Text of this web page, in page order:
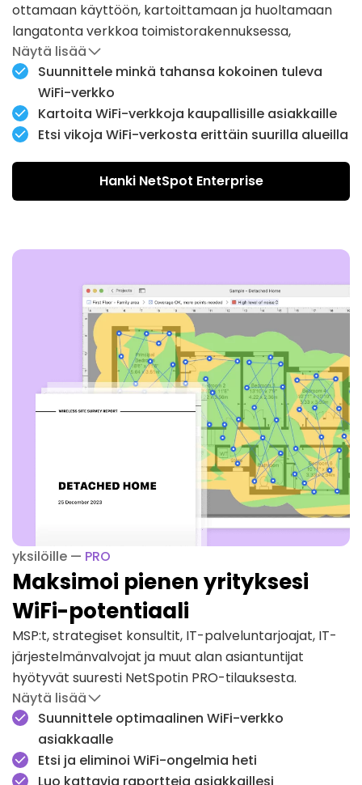
ottamaan käyttöön, kartoittamaan ja huoltamaan
langatonta verkkoa toimistorakennuksessa,
varastossa tai jopa stadionilla!
Enterprise-lisenssi tarjoaa rajoittamattoman pääsyn
NetSpot-ominaisuuksiin järjestelmänvalvojille,
insinööreille ja muille WiFi-toteutusprojektiin
Se on täydellinen vaihtoehto suuremmille yrityksille ja
heidän asiakkailleen tarjoten rajoittamattomia
Näytä lisää
Suunnittele minkä tahansa kokoinen tuleva
WiFi-verkko
Kartoita WiFi-verkkoja kaupallisille asiakkaille
Etsi vikoja WiFi-verkosta erittäin suurilla alueilla
Hanki NetSpot Enterprise
yksilöille — PRO
Maksimoi pienen yrityksesi
WiFi-potentiaali
MSP:t, strategiset konsultit, IT-palveluntarjoajat, IT-
järjestelmänvalvojat ja muut alan asiantuntijat
hyötyvät suuresti NetSpotin PRO-tilauksesta.
NetSpot kattaa kaikki ammattimaisen käytön
skenaariot optimaalisesta WiFi-verkon ennakoivasta
suunnittelusta olemassa olevan WiFi-määrityksen
arviointiin ja parantamiseen.
Näytä lisää
Suunnittele optimaalinen WiFi-verkko
asiakkaalle
Etsi ja eliminoi WiFi-ongelmia heti
Luo kattavia raportteja asiakkaillesi